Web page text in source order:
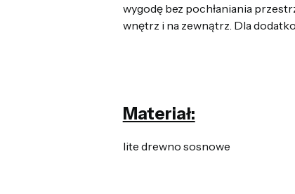
wygodę bez pochłaniania
wnętrz i na zewnątrz. Dla
Materiał:
lite drewno sosnowe